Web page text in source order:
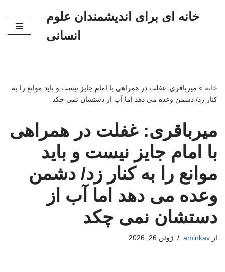
خانه ای برای اندیشمندان علوم
انسانی
خانه » میرباقری: غفلت در همراهی با امام جایز نیست و باید موانع را به
کنار زد/ دشمن وعده می دهد اما آب از دستشان نمی چکد
میرباقری: غفلت در همراهی
با امام جایز نیست و باید
موانع را به کنار زد/ دشمن
وعده می دهد اما آب از
دستشان نمی چکد
از aminkav ژوئن 26, 2026